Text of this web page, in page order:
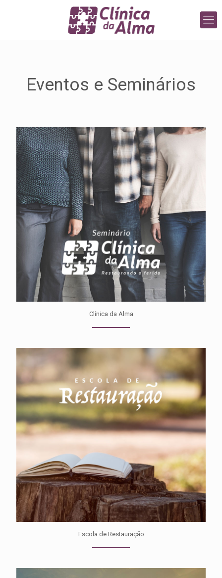
Eventos e Seminários
Clínica da Alma
Escola de Restauração